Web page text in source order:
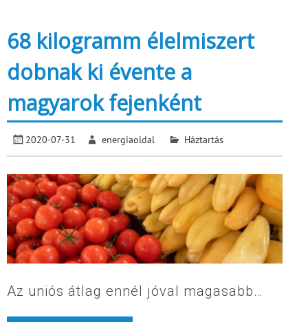
68 kilogramm élelmiszert
dobnak ki évente a
magyarok fejenként
2020-07-31 energiaoldal Háztartás
Az uniós átlag ennél jóval magasabb…